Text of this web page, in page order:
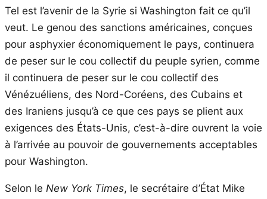
Tel est l’avenir de la Syrie si Washington fait ce qu’il
veut. Le genou des sanctions américaines, conçues
pour asphyxier économiquement le pays, continuera
de peser sur le cou collectif du peuple syrien, comme
il continuera de peser sur le cou collectif des
Vénézuéliens, des Nord-Coréens, des Cubains et
des Iraniens jusqu’à ce que ces pays se plient aux
exigences des États-Unis, c’est-à-dire ouvrent la voie
à l’arrivée au pouvoir de gouvernements acceptables
pour Washington.
Selon le New York Times, le secrétaire d’État Mike